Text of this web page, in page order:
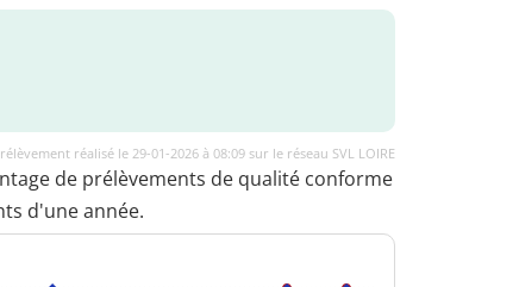
réalisé le 29-01-2026 à 08:09 sur le réseau SVL LOIRE
de prélèvements de qualité conforme
d'une année.